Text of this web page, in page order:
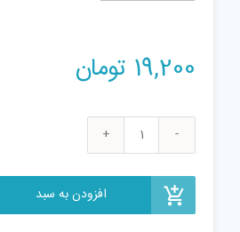
19,200 تومان
عروسک
افزودن به سبد